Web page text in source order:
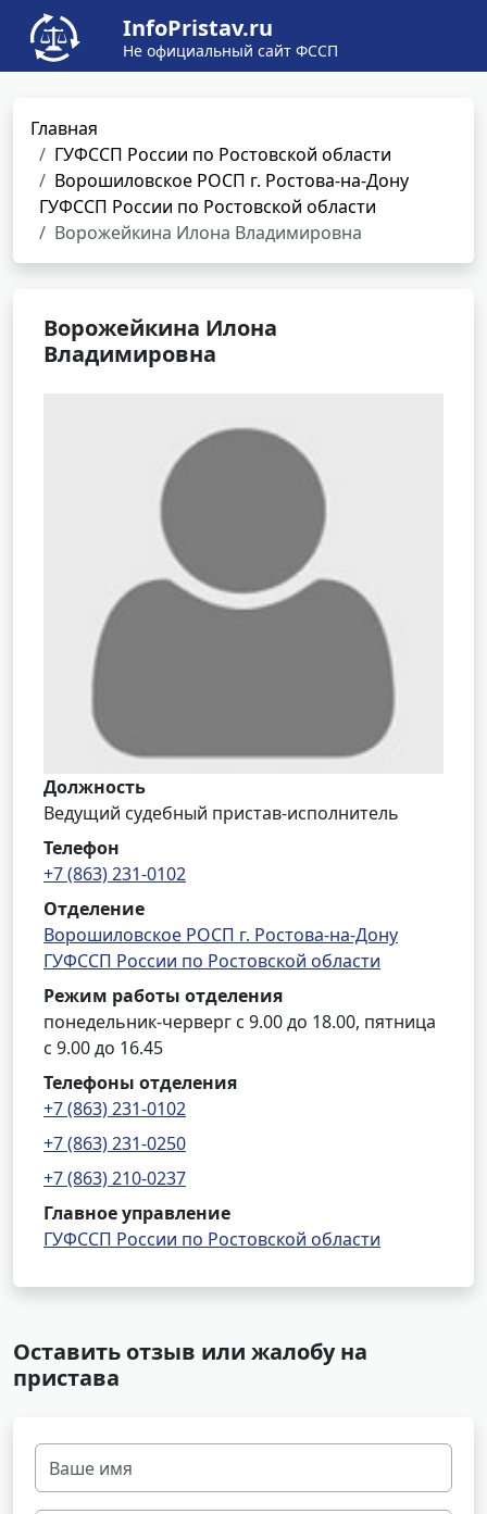
InfoPristav.ru
Не официальный сайт ФССП
Главная
ГУФССП России по Ростовской области
Ворошиловское РОСП г. Ростова-на-Дону
ГУФССП России по Ростовской области
Ворожейкина Илона Владимировна
Ворожейкина Илона
Владимировна
Должность
Ведущий судебный пристав-исполнитель
Телефон
+7 (863) 231-0102
Отделение
Ворошиловское РОСП г. Ростова-на-Дону
ГУФССП России по Ростовской области
Режим работы отделения
понедельник-черверг с 9.00 до 18.00, пятница
с 9.00 до 16.45
Телефоны отделения
+7 (863) 231-0102
+7 (863) 231-0250
+7 (863) 210-0237
Главное управление
ГУФССП России по Ростовской области
Оставить отзыв или жалобу на
пристава